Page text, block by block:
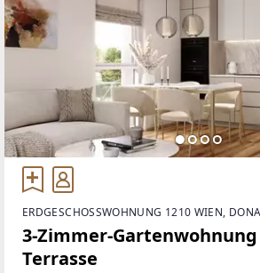
ERDGESCHOSSWOHNUNG 1210 WIEN,
3-Zimmer-
Terrasse